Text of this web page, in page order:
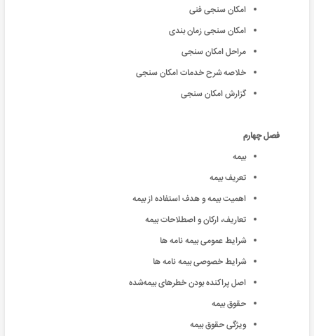
امکان سنجی فنی
امکان سنجی زمان بندی
مراحل امکان سنجی
خلاصه شرح خدمات امکان سنجی
گزارش امکان سنجی
فصل چهارم
بیمه
تعریف بیمه
اهمیت بیمه و هدف استفاده از بیمه
تعاریف، ارکان و اصطلاحات بیمه
شرایط عمومی بیمه نامه ها
شرایط خصوصی بیمه نامه ها
اصل پراکنده بودن خطرهای بیمه‌شده
حقوق بيمه
ويژگى حقوق بيمه